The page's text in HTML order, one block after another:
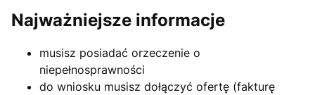
Najważniejsze informacje
musisz posiadać orzeczenie o
niepełnosprawności
do wniosku musisz dołączyć ofertę (fakturę